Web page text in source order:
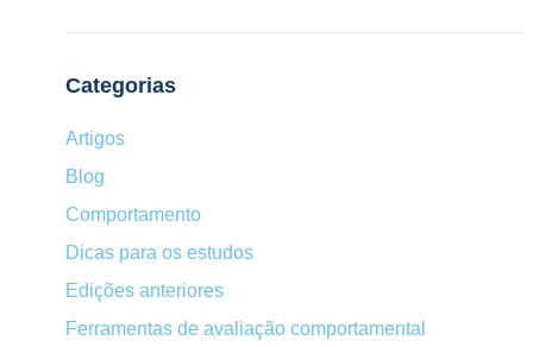
Categorias
Artigos
Blog
Comportamento
Dicas para os estudos
Edições anteriores
Ferramentas de avaliação comportamental